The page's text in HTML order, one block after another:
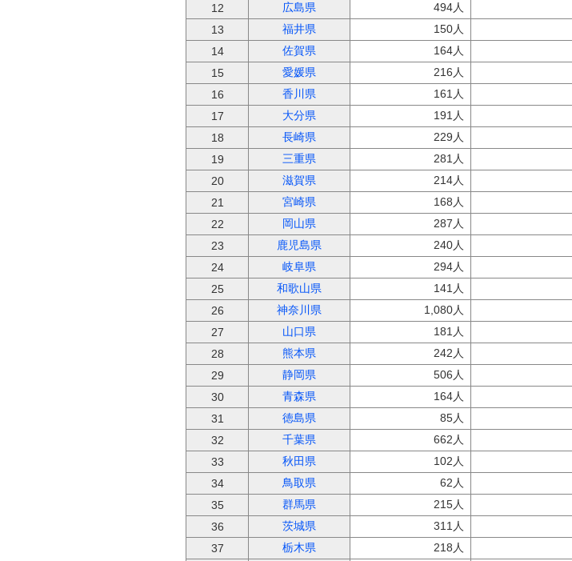
12
広島県 494人
13
福井県 150人
14
佐賀県 164人
15
愛媛県 216人
16
香川県 161人
17
大分県 191人
18
長崎県 229人
19
三重県 281人
20
滋賀県 214人
21
宮崎県 168人
22
岡山県 287人
23
鹿児島県 240人
24
岐阜県 294人
25
和歌山県 141人
26
神奈川県 1,080人
27
山口県 181人
28
熊本県 242人
29
静岡県 506人
30
青森県 164人
31
徳島県 85人
32
千葉県 662人
33
秋田県 102人
34
鳥取県 62人
35
群馬県 215人
36
茨城県 311人
37
栃木県 218人